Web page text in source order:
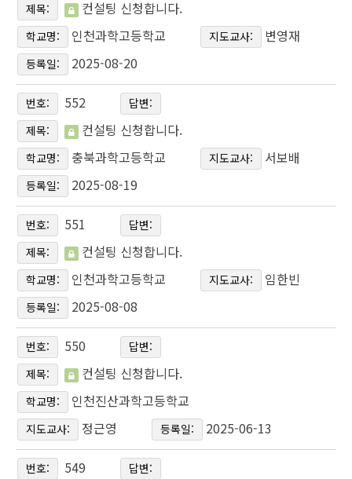
제목: 컨설팅 신청합니다.
학교명: 인천과학고등학교 지도교사: 변영재
등록일: 2025-08-20
번호: 552
답변:
제목:
컨설팅 신청합니다.
학교명: 충북과학고등학교 지도교사: 서보배
등록일: 2025-08-19
번호: 551
답변:
제목:
컨설팅 신청합니다.
학교명: 인천과학고등학교 지도교사: 임한빈
등록일: 2025-08-08
번호: 550
답변:
제목:
컨설팅 신청합니다.
학교명: 인천진산과학고등학교
지도교사: 정근영 등록일: 2025-06-13
번호: 549
답변: